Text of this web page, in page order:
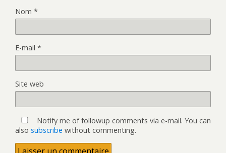
Nom *
E-mail *
Site web
Notify me of followup comments via e-mail. You can
also subscribe without commenting.